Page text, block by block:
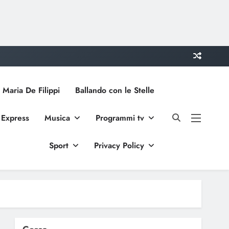
De Filippi Ballando con le Stelle
Musica Programmi tv
Sport Privacy Policy